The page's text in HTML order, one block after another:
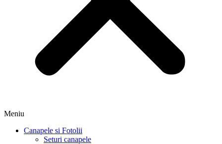
Meniu
Canapele si Fotolii
Seturi canapele